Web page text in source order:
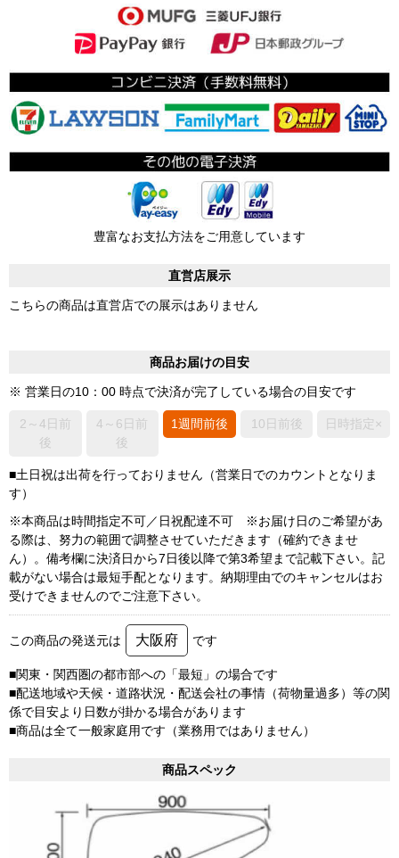
豊富なお支払方法をご用意しています
直営店展示
こちらの商品は直営店での展示はありません
商品お届けの目安
※ 営業日の10：00 時点で決済が完了している場合の目安です
2～4日前
後
4～6日前
後
1週間前後 10日前後 日時指定×
■土日祝は出荷を行っておりません（営業日でのカウントとなりま
す）
※本商品は時間指定不可／日祝配達不可 ※お届け日のご希望があ
る際は、努力の範囲で調整させていただきます（確約できませ
ん）。備考欄に決済日から7日後以降で第3希望まで記載下さい。記
載がない場合は最短手配となります。納期理由でのキャンセルはお
受けできませんのでご注意下さい。
この商品の発送元は 大阪府 です
■関東・関西圏の都市部への「最短」の場合です
■配送地域や天候・道路状況・配送会社の事情（荷物量過多）等の関
係で目安より日数が掛かる場合があります
■商品は全て一般家庭用です（業務用ではありません）
商品スペック